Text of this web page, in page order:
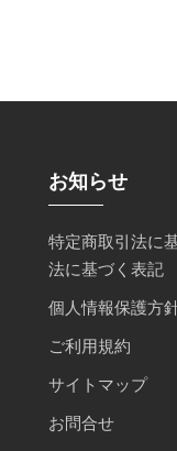
お知らせ
特定商取引法に
法に基づく表記
個人情報保護方
ご利用規約
サイトマップ
お問合せ